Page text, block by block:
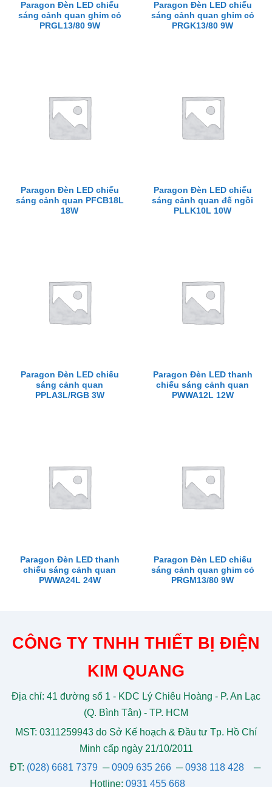
Paragon Đèn LED chiếu
sáng cảnh quan ghim cỏ
PRGL13/80 9W
Paragon Đèn LED chiếu
sáng cảnh quan ghim cỏ
PRGK13/80 9W
Paragon Đèn LED chiếu
sáng cảnh quan PFCB18L
18W
Paragon Đèn LED chiếu
sáng cảnh quan đế ngồi
PLLK10L 10W
Paragon Đèn LED chiếu
sáng cảnh quan
PPLA3L/RGB 3W
Paragon Đèn LED thanh
chiếu sáng cảnh quan
PWWA12L 12W
Paragon Đèn LED thanh
chiếu sáng cảnh quan
PWWA24L 24W
Paragon Đèn LED chiếu
sáng cảnh quan ghim cỏ
PRGM13/80 9W
CÔNG TY TNHH THIẾT BỊ ĐIỆN
KIM QUANG
Địa chỉ: 41 đường số 1 - KDC Lý Chiêu Hoàng - P. An Lạc
(Q. Bình Tân) - TP. HCM
MST: 0311259943 do Sở Kế hoạch & Đầu tư Tp. Hồ Chí
Minh cấp ngày 21/10/2011
ĐT: (028) 6681 7379 ─0909 635 266─0938 118 428─
Hotline: 0931 455 668